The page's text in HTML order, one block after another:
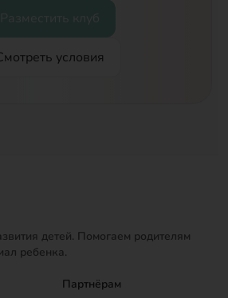
Разместить клуб
условия
детей. Помогаем родителям
ребенка.
Партнёрам